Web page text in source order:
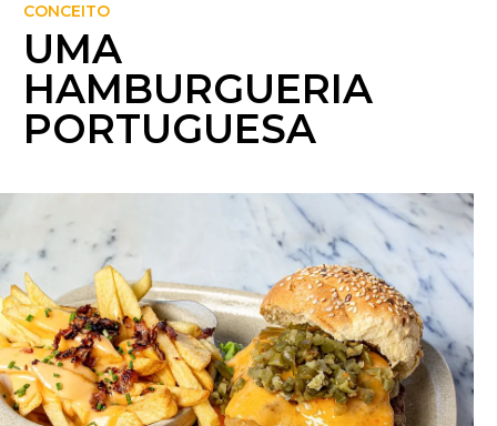
CONCEITO
UMA
HAMBURGUERIA
PORTUGUESA